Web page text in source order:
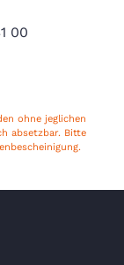
00
ohne jeglichen
absetzbar. Bitte